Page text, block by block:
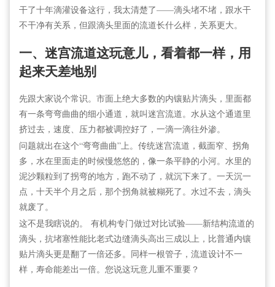
干了十年滴灌设备这行，我太清楚了——滴头堵不堵，跟水干
不干净有关系，但跟滴头里面的流道长什么样，关系更大。
一、迷宫流道这玩意儿，看着都一样，用
起来天差地别
先跟大家说个常识。市面上绝大多数的内镶贴片滴头，里面都
有一条弯弯曲曲的细小通道，就叫迷宫流道。水从这个通道里
挤过去，速度、压力都被调控好了，一滴一滴往外渗。
问题就出在这个“弯弯曲曲”上。传统迷宫流道，截面窄、拐角
多，水在里面走的时候慢悠悠的，像一条平静的小河。水里的
泥沙颗粒到了拐弯的地方，跑不动了，就沉下来了。一天沉一
点，十天半个月之后，那个拐角就被糊死了。水过不去，滴头
就废了。
这不是我瞎说的。 有机构专门做过对比试验——新结构流道的
滴头，抗堵塞性能比老式边缝滴头高出三成以上，比普通内镶
贴片滴头更是翻了一倍还多。同样一根管子，流道设计不一
样，寿命能差出一倍。您说这玩意儿重不重要？